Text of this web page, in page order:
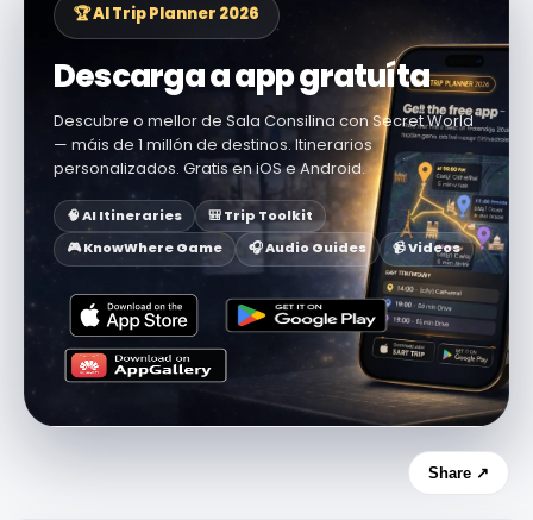
🏆 AI Trip Planner 2026
Descarga a app gratuíta
Descubre o mellor de Sala Consilina con Secret World
— máis de 1 millón de destinos. Itinerarios
personalizados. Gratis en iOS e Android.
🧠 AI Itineraries
🎒 Trip Toolkit
🎮 KnowWhere Game
🎧 Audio Guides 📹 Videos
Share ↗